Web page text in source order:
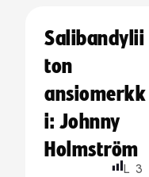
Salibandylii
ton
ansiomerkk
i: Johnny
Holmström
L 3